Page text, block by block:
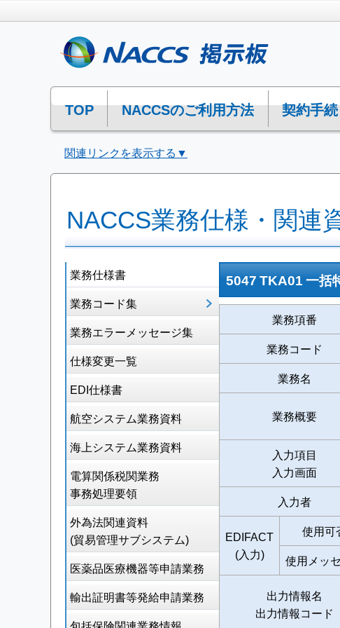
TOP NACCSのご利用方法 契約手
関連リンクを表示する▼
NACCS業務仕様・関連
業務仕様書
業務コード集
業務エラーメッセージ集
仕様変更一覧
EDI仕様書
航空システム業務資料
海上システム業務資料
電算関係税関業務
事務処理要領
外為法関連資料
(貿易管理サブシステム)
医薬品医療機器等申請業務
輸出証明書等発給申請業務
5047 TKA01 一括
業務項番
業務コード
業務名
業務概要
入力項目
入力画面
入力者
EDIFACT
(入力)
使用可
使用メッ
出力情報名
出力情報コード